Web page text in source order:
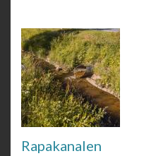
Rapakanalen